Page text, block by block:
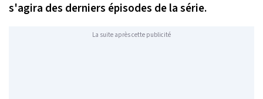
s'agira des derniers épisodes de la série.
La suite après cette publicité